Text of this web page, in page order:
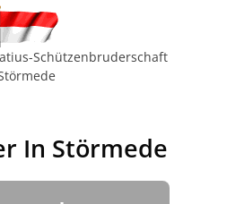
Schützenbruderschaft
In Störmede